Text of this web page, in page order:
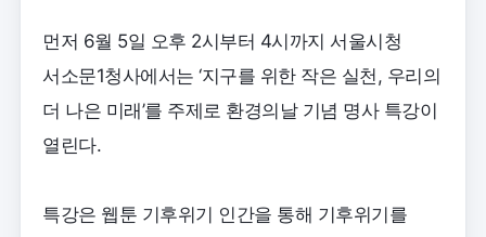
먼저 6월 5일 오후 2시부터 4시까지 서울시청
서소문1청사에서는 ‘지구를 위한 작은 실천, 우리의
더 나은 미래’를 주제로 환경의날 기념 명사 특강이
열린다.
특강은 웹툰 기후위기 인간을 통해 기후위기를